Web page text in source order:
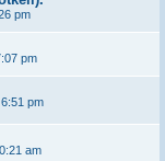
pm
pm
pm
am